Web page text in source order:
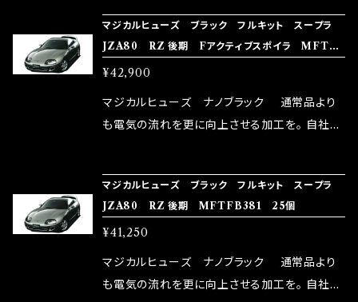
rz）の2店舗の専売品になりますので宜しくお願
い致します。
メ！ レーシングドライバーMAX織戸選手がテス
ターとなり吟味し時間を掛けて検証し、これは
体感出来て面白く、車には必ずプラスになりデメ
リットが無い。と。 コラボ開発製品です。 購入先
はこちらのマジカルヒューズ直販サイトと横浜に
rz）の2店舗の専売品になりますので宜しくお願
い致します。
マジカルヒューズ ブラック フルキット スープラ
JZA80 RZ 後期 Fアクティブスポイラ MFTF
B382 26個
¥42,900
マジカルヒューズ ナノブラック 通常品より
も電気の流れを更に向上させる加工を。 自社比
メ！ レーシングドライバーMAX織戸選手がテス
ターとなり吟味し時間を掛けて検証し、これは
体感出来て面白く、車には必ずプラスになりデメ
リットが無い。と。 コラボ開発製品です。 購入先
はこちらのマジカルヒューズ直販サイトと横浜に
マジカルヒューズ ブラック フルキット スープラ
JZA80 RZ 後期 MFTFB381 25個
¥41,250
マジカルヒューズ ナノブラック 通常品より
も電気の流れを更に向上させる加工を。 自社比